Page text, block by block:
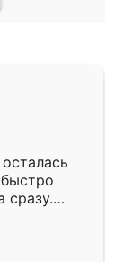
сразу.
к
Собрали
даже